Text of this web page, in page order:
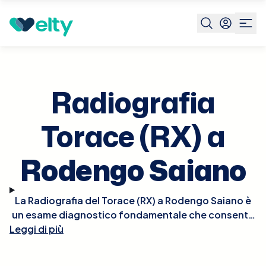
Prenota visita
Rodengo
Radiografia
Torace (RX) a
Rodengo Saiano
La Radiografia del Torace (RX) a Rodengo Saiano è
un esame diagnostico fondamentale che consente
di visualizzare i polmoni, il cuore, i grandi vasi e le
Leggi di più